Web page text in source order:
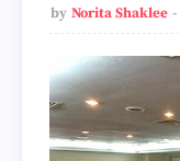
by Norita Shaklee